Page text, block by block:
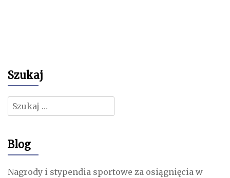
Szukaj
Szukaj:
Blog
Nagrody i stypendia sportowe za osiągnięcia w